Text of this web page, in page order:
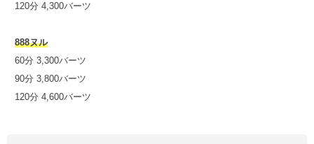
120分 4,300バーツ
888ヌル
60分 3,300バーツ
90分 3,800バーツ
120分 4,600バーツ